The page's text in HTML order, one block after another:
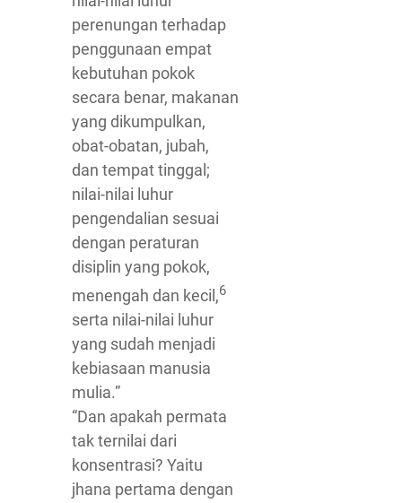
perenungan terhadap
penggunaan empat
kebutuhan pokok
secara benar, makanan
yang dikumpulkan,
obat-obatan, jubah,
dan tempat tinggal;
nilai-nilai luhur
pengendalian sesuai
dengan peraturan
disiplin yang pokok,
menengah dan kecil,6
serta nilai-nilai luhur
yang sudah menjadi
kebiasaan manusia
mulia.”
“Dan apakah permata
tak ternilai dari
konsentrasi? Yaitu
jhana pertama dengan